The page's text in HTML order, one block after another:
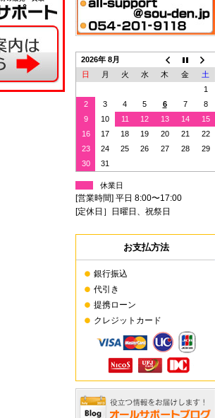
2026年 8月
日
月 火 水 木 金
土
1
2
3 4 5 6 7
8
9
10 11 12 13 14
15
16
17 18 19 20 21
22
23
24 25 26 27 28
29
30
31
休業日
[営業時間] 平日 8:00〜17:00
[定休日］日曜日、祝祭日
お支払方法
銀行振込
代引き
提携ローン
クレジットカード